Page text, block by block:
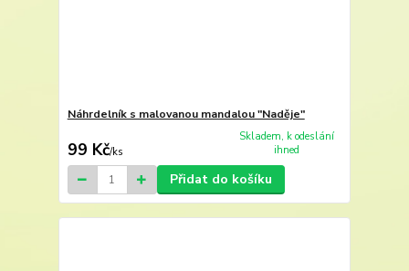
Náhrdelník s malovanou mandalou "Naděje"
99 Kč/ks
Skladem, k odeslání
ihned
Přidat do košíku